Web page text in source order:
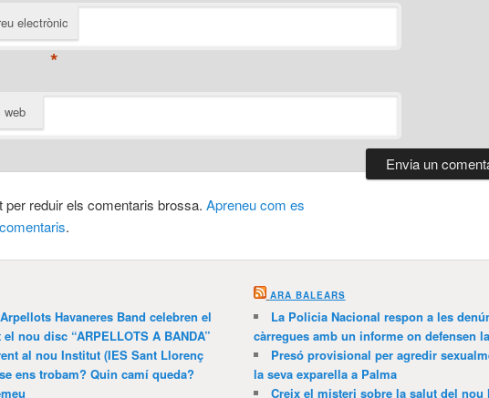
electrònic
*
web
reduir els comentaris brossa. Apreneu com es
.
Havaneres Band celebren el
nou disc “ARPELLOTS A BANDA”
al nou Institut (IES Sant Llorenç
ens trobam? Quin camí queda?
ARA BALEARS
La Policia Nacional respon a les
càrregues amb un informe on defensen
Presó provisional per agredir
la seva exparella a Palma
Creix el misteri sobre la salut del